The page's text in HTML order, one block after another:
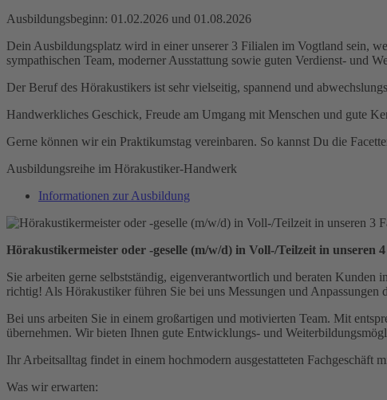
Ausbildungsbeginn: 01.02.2026 und 01.08.2026
Dein Ausbildungsplatz wird in einer unserer 3 Filialen im Vogtland sein,
sympathischen Team, moderner Ausstattung sowie guten Verdienst- und
Der Beruf des Hörakustikers ist sehr vielseitig, spannend und
Handwerkliches Geschick, Freude am Umgang mit Menschen und gute
Gerne können wir ein Praktikumstag vereinbaren. So kannst Du die
Ausbildungsreihe im Hörakustiker-Handwerk
Informationen zur Ausbildung
Hörakustikermeister oder -geselle (m/w/d) in Voll-/Teilzeit in unseren
Sie arbeiten gerne selbstständig, eigenverantwortlich und beraten
richtig! Als Hörakustiker führen Sie bei uns Messungen und
Bei uns arbeiten Sie in einem großartigen und motivierten Team. Mit
übernehmen. Wir bieten Ihnen gute Entwicklungs- und
Ihr Arbeitsalltag findet in einem hochmodern ausgestatteten Fachgeschäft
Was wir erwarten: